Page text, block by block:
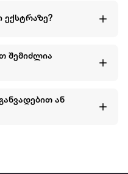
შემიძლია
ან